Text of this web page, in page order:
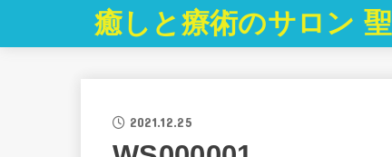
癒しと療術のサロン 聖
2021.12.25